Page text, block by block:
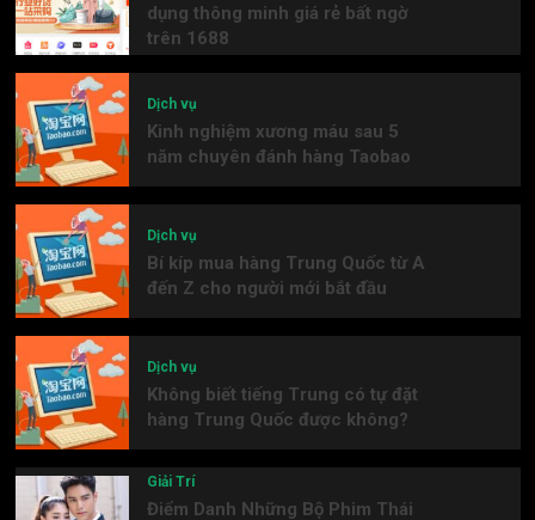
dụng thông minh giá rẻ bất ngờ
trên 1688
Dịch vụ
Kinh nghiệm xương máu sau 5
năm chuyên đánh hàng Taobao
Dịch vụ
Bí kíp mua hàng Trung Quốc từ A
đến Z cho người mới bắt đầu
Dịch vụ
Không biết tiếng Trung có tự đặt
hàng Trung Quốc được không?
Giải Trí
Điểm Danh Những Bộ Phim Thái